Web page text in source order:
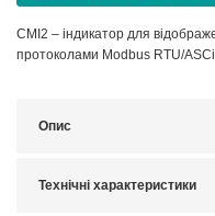
СМІ2 – індикатор для
протоколами Modbus RTU/
Опис
Технічні характеристики